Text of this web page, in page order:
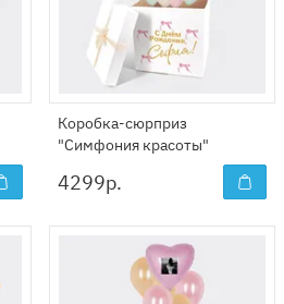
Коробка-сюрприз
"Симфония красоты"
4299р.